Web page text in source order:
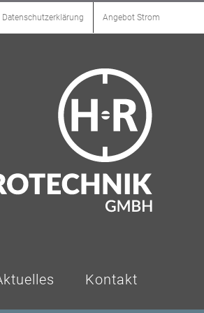
Datenschutzerklärung Angebot Strom
Kontakt